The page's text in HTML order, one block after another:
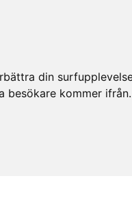
din
kommer ifrån.